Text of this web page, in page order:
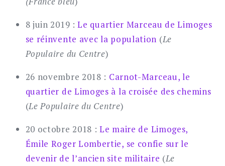
8 juin 2019 :Le quartier Marceau de Limoges
se réinvente avec la population (Le
Populaire du Centre)
26 novembre 2018 : Carnot-Marceau, le
quartier de Limoges à la croisée des chemins
(Le Populaire du Centre)
20 octobre 2018 :Le maire de Limoges,
Émile Roger Lombertie, se confie sur le
devenir de l’ancien site militaire (Le